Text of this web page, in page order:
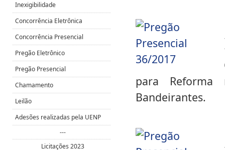
para
Bandeirantes.
Inexigibilidade
Concorrência Eletrônica
Concorrência Presencial
Pregão Eletrônico
Pregão Presencial
Chamamento
Leilão
Adesões realizadas pela UENP
---
Licitações 2023